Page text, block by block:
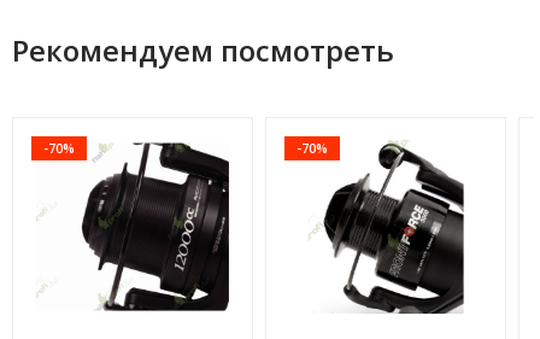
Рекомендуем посмотреть
-70% -70%